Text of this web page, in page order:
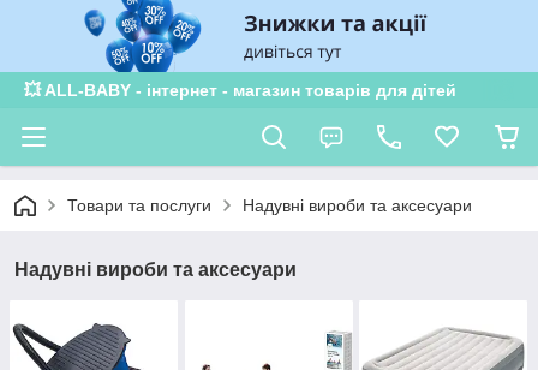
💥 ALL-BABY - інтернет - магазин товарів для дітей
Товари та послуги Надувні вироби та аксесуари
Надувні вироби та аксесуари